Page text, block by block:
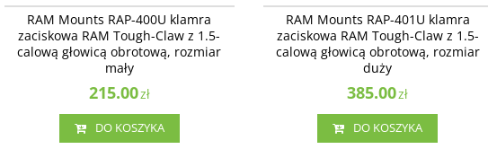
RAP-400U - klamra zaciskowa RAM Tough-
Claw™ z 1.5-calową głowicą obrotową, rozmiar
mały.
RAM Mounts RAP-400U klamra
zaciskowa RAM Tough-Claw z 1.5-
calową głowicą obrotową, rozmiar
mały
215.00zł
DO KOSZYKA
RAP-401U - klamra zaciskowa RAM Tough-
Claw™ z 1.5-calową głowicą obrotową, rozmiar
duży.
RAM Mounts RAP-401U klamra
zaciskowa RAM Tough-Claw z 1.5-
calową głowicą obrotową, rozmiar
duży
385.00zł
DO KOSZYKA